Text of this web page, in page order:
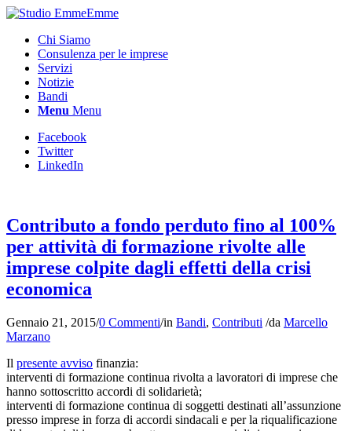
Chi Siamo
Consulenza per le imprese
Servizi
Notizie
Bandi
Menu Menu
Facebook
Twitter
LinkedIn
Contributo a fondo perduto fino al 100%
per attività di formazione rivolte alle
imprese colpite dagli effetti della crisi
economica
Gennaio 21, 2015/0 Commenti/in Bandi, Contributi /da Marcello
Marzano
Il presente avviso finanzia:
interventi di formazione continua rivolta a lavoratori di imprese che
hanno sottoscritto accordi di solidarietà;
interventi di formazione continua di soggetti destinati all’assunzione
presso imprese in forza di accordi sindacali e per la riqualificazione